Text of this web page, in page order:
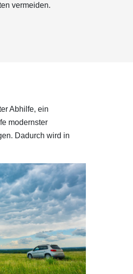
vermeiden.
Abhilfe, ein
modernster
Dadurch wird in